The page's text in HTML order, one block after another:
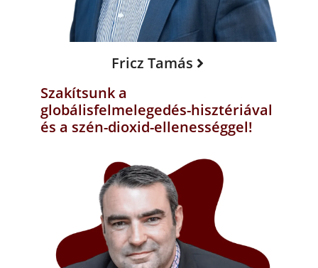
Fricz Tamás
Szakítsunk a
globálisfelmelegedés-hisztériával
és a szén-dioxid-ellenességgel!